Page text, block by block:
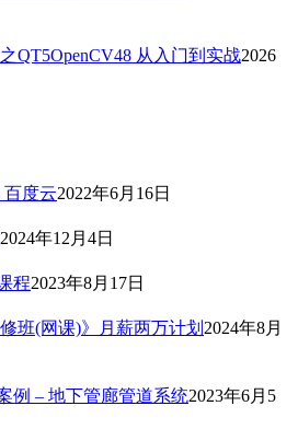
QT5OpenCV48 从入门到实战2026
度云2022年6月16日
2024年12月4日
程2023年8月17日
班(网课)》月薪两万计划 2024年8月
例 – 地下管廊管道系统2023年6月5